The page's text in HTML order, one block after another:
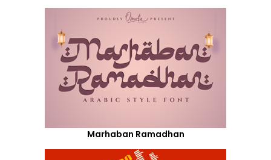
Marhaban Ramadhan